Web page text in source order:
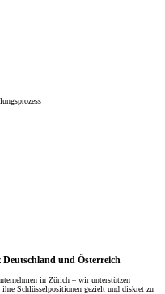
und Österreich
in Zürich – wir unterstützen
ihre Schlüsselpositionen gezielt und diskret zu